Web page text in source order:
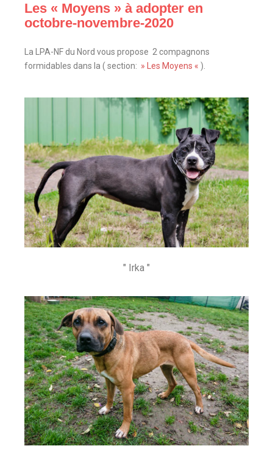
Les « Moyens » à adopter en
octobre-novembre-2020
La LPA-NF du Nord vous propose 2 compagnons
formidables dans la ( section: » Les Moyens « ).
" Irka "